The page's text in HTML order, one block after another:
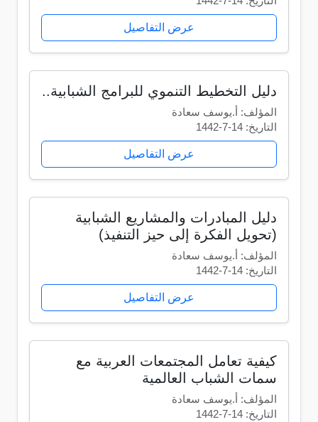
عرض التفاصيل
دليل التخطيط التنموي للبرامج الشبابية..
المؤلف: أ.يوسف سعادة
التاريخ: 14-7-1442
عرض التفاصيل
دليل المبادرات والمشاريع الشبابية
(تحويل الفكرة إلى حيز التنفيذ)
المؤلف: أ.يوسف سعادة
التاريخ: 14-7-1442
عرض التفاصيل
كيفية تعامل المجتمعات العربية مع
سمات الشباب العالمية
المؤلف: أ.يوسف سعادة
التاريخ: 14-7-1442